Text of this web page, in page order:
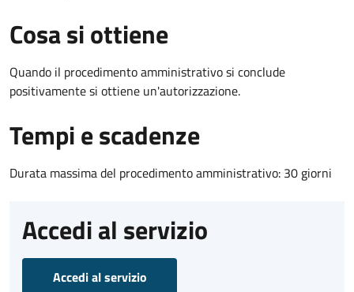
Cosa si ottiene
Quando il procedimento amministrativo si conclude
positivamente si ottiene un'autorizzazione.
Tempi e scadenze
Durata massima del procedimento amministrativo: 30 giorni
Accedi al servizio
Accedi al servizio